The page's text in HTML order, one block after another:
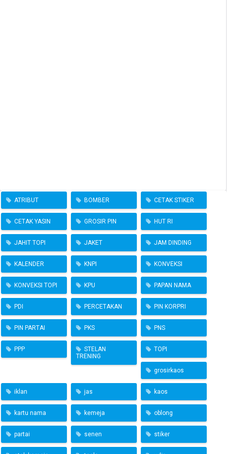
ATRIBUT BOMBER CETAK STIKER
CETAK YASIN GROSIR PIN HUT RI
JAHIT TOPI JAKET JAM DINDING
KALENDER KNPI KONVEKSI
KONVEKSI TOPI KPU PAPAN NAMA
PDI PERCETAKAN PIN KORPRI
PIN PARTAI PKS PNS
PPP
STELAN
TRENING
TOPI
grosirkaos
iklan jas kaos
kartu nama kemeja oblong
partai senen stiker